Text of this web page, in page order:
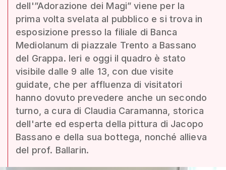
dell'”Adorazione dei Magi” viene per la
prima volta svelata al pubblico e si trova in
esposizione presso la filiale di Banca
Mediolanum di piazzale Trento a Bassano
del Grappa. Ieri e oggi il quadro è stato
visibile dalle 9 alle 13, con due visite
guidate, che per affluenza di visitatori
hanno dovuto prevedere anche un secondo
turno, a cura di Claudia Caramanna, storica
dell'arte ed esperta della pittura di Jacopo
Bassano e della sua bottega, nonché allieva
del prof. Ballarin.